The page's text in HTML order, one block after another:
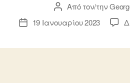
Συντάκτης
άρθρου
Από τον/την
Ημ.19 Ιανουαρίου 2023